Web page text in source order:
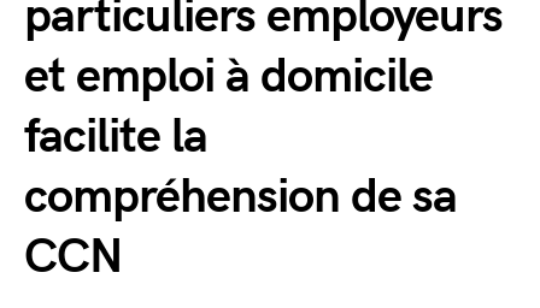
particuliers employeurs
et emploi à domicile
facilite la
compréhension de sa
CCN